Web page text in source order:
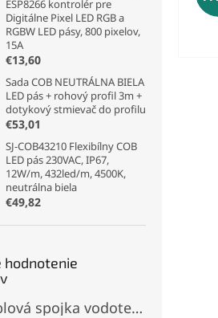
ESP8266 kontrolér pre
Digitálne Pixel LED RGB a
RGBW LED pásy, 800 pixelov,
15A
€13,60
Sada COB NEUTRÁLNA BIELA
LED pás + rohový profil 3m +
dotykový stmievač do profilu
€53,01
SJ-COB43210 Flexibílny COB
LED pás 230VAC, IP67,
12W/m, 432led/m, 4500K,
neutrálna biela
€49,82
hodnotenie
TTAF Káblová spojka vodotesná IP68, Typu "T" , 3 pinová, 20A, 2,5mm², M20